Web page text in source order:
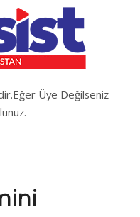
Üye Değilseniz